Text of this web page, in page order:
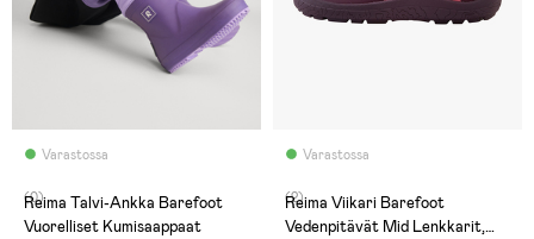
Varastossa
(0)
Reima Talvi-Ankka Barefoot
Vuorelliset Kumisaappaat
Varastossa
(2)
Reima Viikari Barefoot
Vedenpitävät Mid Lenkkarit,